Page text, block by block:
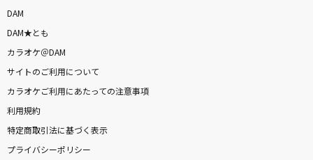
DAM
DAM★とも
カラオケ＠DAM
サイトのご利用について
カラオケご利用にあたっての注意事項
利用規約
特定商取引法に基づく表示
プライバシーポリシー